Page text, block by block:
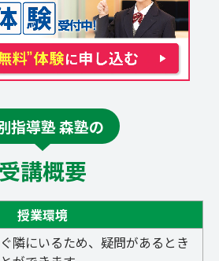
指導塾 森塾の
受講概要
授業環境
隣にいるため、疑問があるとき